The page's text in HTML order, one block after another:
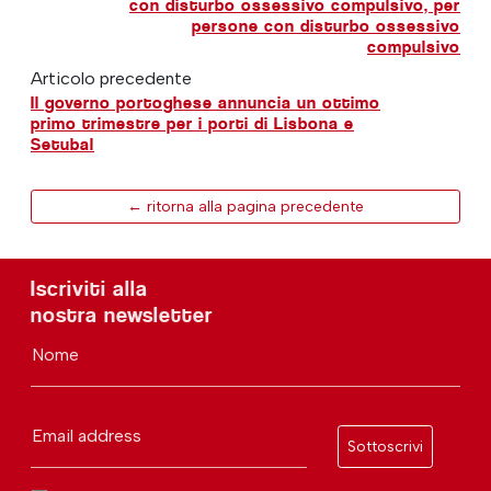
con disturbo ossessivo compulsivo, per
persone con disturbo ossessivo
compulsivo
Articolo precedente
Il governo portoghese annuncia un ottimo
primo trimestre per i porti di Lisbona e
Setubal
← ritorna alla pagina precedente
Iscriviti alla
nostra newsletter
Nome
Email address
Sottoscrivi